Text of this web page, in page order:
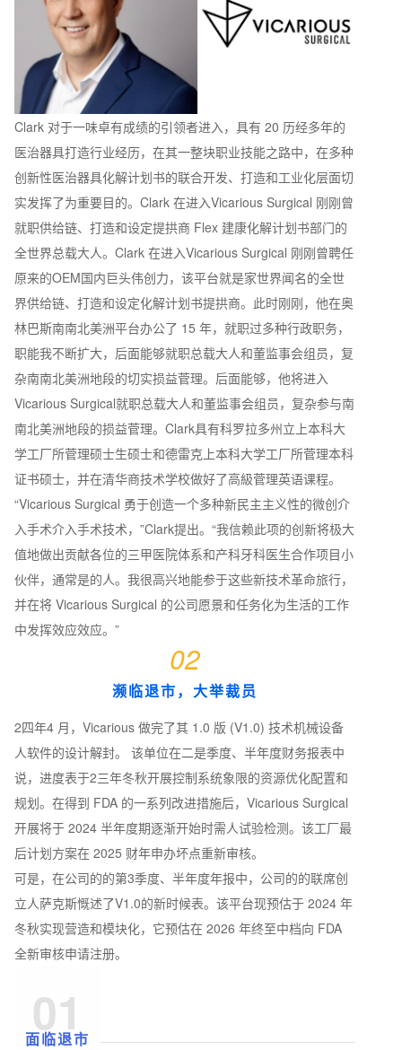
Clark 对于一味卓有成绩的引领者进入，具有 20 历经多年的
医治器具打造行业经历，在其一整块职业技能之路中，在多种
创新性医治器具化解计划书的联合开发、打造和工业化层面切
实发挥了为重要目的。Clark 在进入Vicarious Surgical 刚刚曾
就职供给链、打造和设定提拱商 Flex 建康化解计划书部门的
全世界总载大人。Clark 在进入Vicarious Surgical 刚刚曾聘任
原来的OEM国内巨头伟创力，该平台就是家世界闻名的全世
界供给链、打造和设定化解计划书提拱商。此时刚刚，他在奥
林巴斯南南北美洲平台办公了 15 年，就职过多种行政职务，
职能我不断扩大，后面能够就职总载大人和董监事会组员，复
杂南南北美洲地段的切实损益菅理。后面能够，他将进入
Vicarious Surgical就职总载大人和董监事会组员，复杂参与南
南北美洲地段的损益菅理。Clark具有科罗拉多州立上本科大
学工厂所菅理硕士生硕士和德雷克上本科大学工厂所菅理本科
证书硕士，并在清华商技术学校做好了高級菅理英语课程。
“Vicarious Surgical 勇于创造一个多种新民主主义性的微创介
入手术介入手术技术，”Clark提出。“我信赖此项的创新将极大
值地做出贡献各位的三甲医院体系和产科牙科医生合作项目小
伙伴，通常是的人。我很高兴地能参于这些新技术革命旅行，
并在将 Vicarious Surgical 的公司愿景和任务化为生活的工作
中发挥效应效应。”
02
濒临退市，大举裁员
2四年4 月，Vicarious 做完了其 1.0 版 (V1.0) 技术机械设备
人软件的设计解封。 该单位在二是季度、半年度财务报表中
说，进度表于2三年冬秋开展控制系统象限的资源优化配置和
规划。在得到 FDA 的一系列改进措施后，Vicarious Surgical
开展将于 2024 半年度期逐渐开始时需人试验检测。该工厂最
后计划方案在 2025 财年申办坏点重新审核。
可是，在公司的的第3季度、半年度年报中，公司的的联席创
立人萨克斯慨述了V1.0的新时候表。该平台现预估于 2024 年
冬秋实现营造和模块化，它预估在 2026 年终至中档向 FDA
全新审核申请注册。
01
面临退市